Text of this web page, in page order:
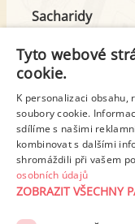
Sacharidy
z toho cukr
Tuk
z toho nas.
Tyto webové
cookie.
K personalizaci obsahu,
soubory cookie.
sdílíme s našimi
kombinovat s dalšími
shromáždili při vašem
osobních údajů
ZOBRAZIT VŠECHNY